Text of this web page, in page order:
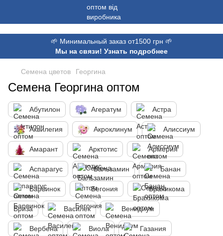
🌱 Минимальный заказ от1500 грн 🌱
Мы на связи! Узнать подробнее
Семена цветов Георгина
Семена Георгина оптом
Абутилон Агератум Астра
Аквилегия Акроклинум Алиссиум
Амарант Арктотис Армерия
Аспарагус Бальзамин Банан
Барвинок Бегония Брахикома
Бриза Василек Венидиум
Вербена Виола Газания